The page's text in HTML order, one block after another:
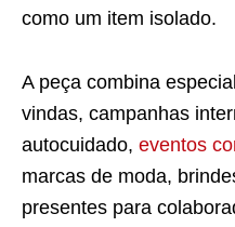
como um item isolado.
A peça combina
vindas, campanhas
autocuidado, eventos
marcas de moda,
presentes para